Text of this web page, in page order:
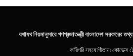
যথাযথ নিয়মানুসারে গণপ্রজাতন্ত্রী বাংলাদেশ সরকারের
কারিগরি সহযোগীতায়ঃকোডেক্স